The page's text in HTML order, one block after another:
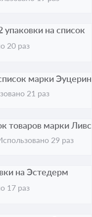
на список
20 раз
марки Эуцерин
21 раз
товаров марки Ливс
29 раз
на Эстедерм
17 раз